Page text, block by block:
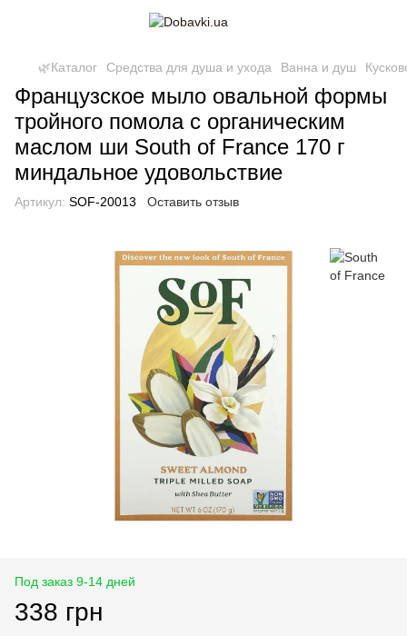
🌿Каталог Средства для душа и ухода Ванна и душ
Французское мыло овальной формы
тройного помола с органическим
маслом ши South of France 170 г
миндальное удовольствие
Артикул: SOF-20013 Оставить отзыв
Под заказ 9-14 дней
338 грн